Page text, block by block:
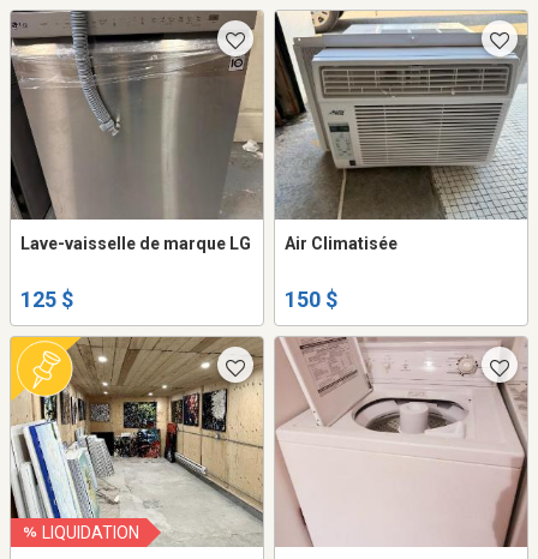
Lave-vaisselle de marque LG
125 $
Air Climatisée
150 $
LIQUIDATION